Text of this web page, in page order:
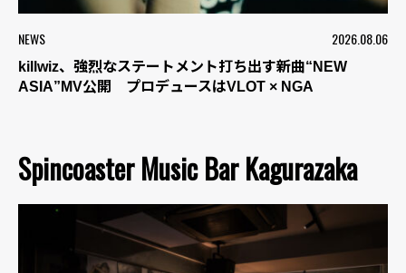
NEWS 2026.08.06
killwiz、強烈なステートメント打ち出す新曲“NEW
ASIA”MV公開 プロデュースはVLOT × NGA
Spincoaster Music Bar Kagurazaka